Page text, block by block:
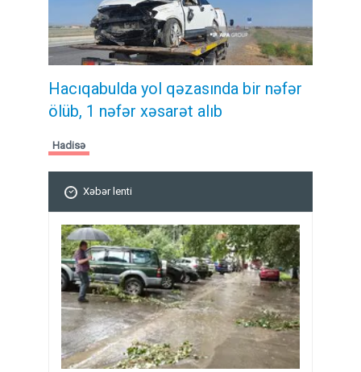
Hacıqabulda yol qəzasında bir nəfər
ölüb, 1 nəfər xəsarət alıb
Hadisə
Xəbər lenti